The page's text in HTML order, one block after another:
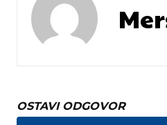
OSTAVI ODGOVOR